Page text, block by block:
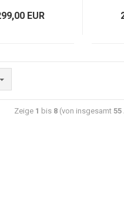
EUR
Zeige 1 bis 8(von insgesamt 55